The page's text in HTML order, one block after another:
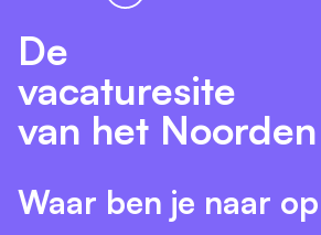
De
vacaturesite
van het Noorden
Waar ben je naar